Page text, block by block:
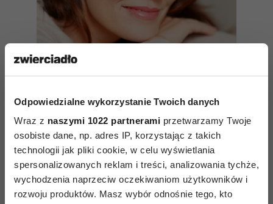
Odpowiedzialne wykorzystanie Twoich danych
Wraz z naszymi 1022 partnerami przetwarzamy Twoje
osobiste dane, np. adres IP, korzystając z takich
technologii jak pliki cookie, w celu wyświetlania
spersonalizowanych reklam i treści, analizowania tychże,
wychodzenia naprzeciw oczekiwaniom użytkowników i
rozwoju produktów. Masz wybór odnośnie tego, kto
Nikt nie ma prawa określać
terminu ważności naszej
kobiecości! Rozmowa z dr Alicją
Długołęcka, edukatorką
seksualną i psychoterapeutką